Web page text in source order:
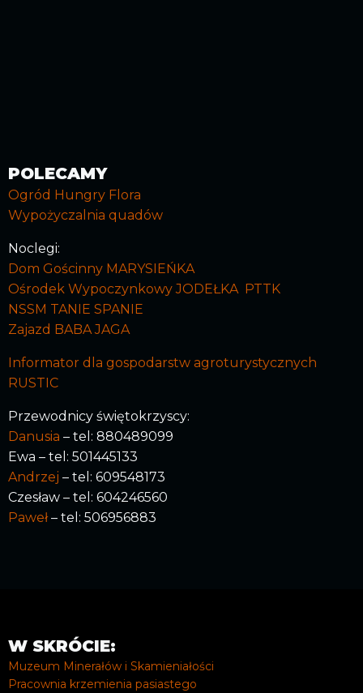
POLECAMY
Ogród Hungry Flora
Wypożyczalnia quadów
Noclegi:
Dom Gościnny MARYSIEŃKA
Ośrodek Wypoczynkowy JODEŁKA PTTK
NSSM TANIE SPANIE
Zajazd BABA JAGA
Informator dla gospodarstw agroturystycznych
RUSTIC
Przewodnicy świętokrzyscy:
Danusia – tel: 880489099
Ewa – tel: 501445133
Andrzej – tel: 609548173
Czesław – tel: 604246560
Paweł– tel: 506956883
W SKRÓCIE:
Muzeum Minerałów i Skamieniałości
Pracownia krzemienia pasiastego